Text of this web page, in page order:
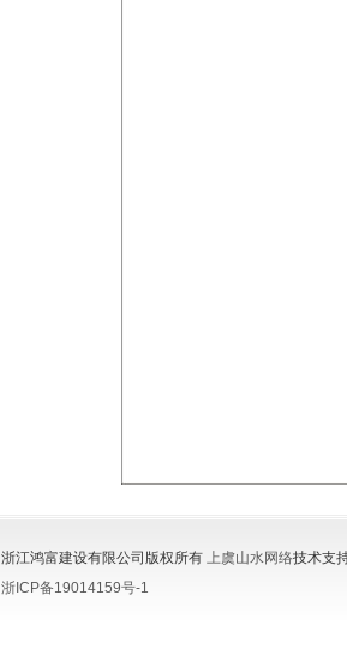
浙江鸿富建设有限公司版权所有 上虞山水网络技术支
浙ICP备19014159号-1